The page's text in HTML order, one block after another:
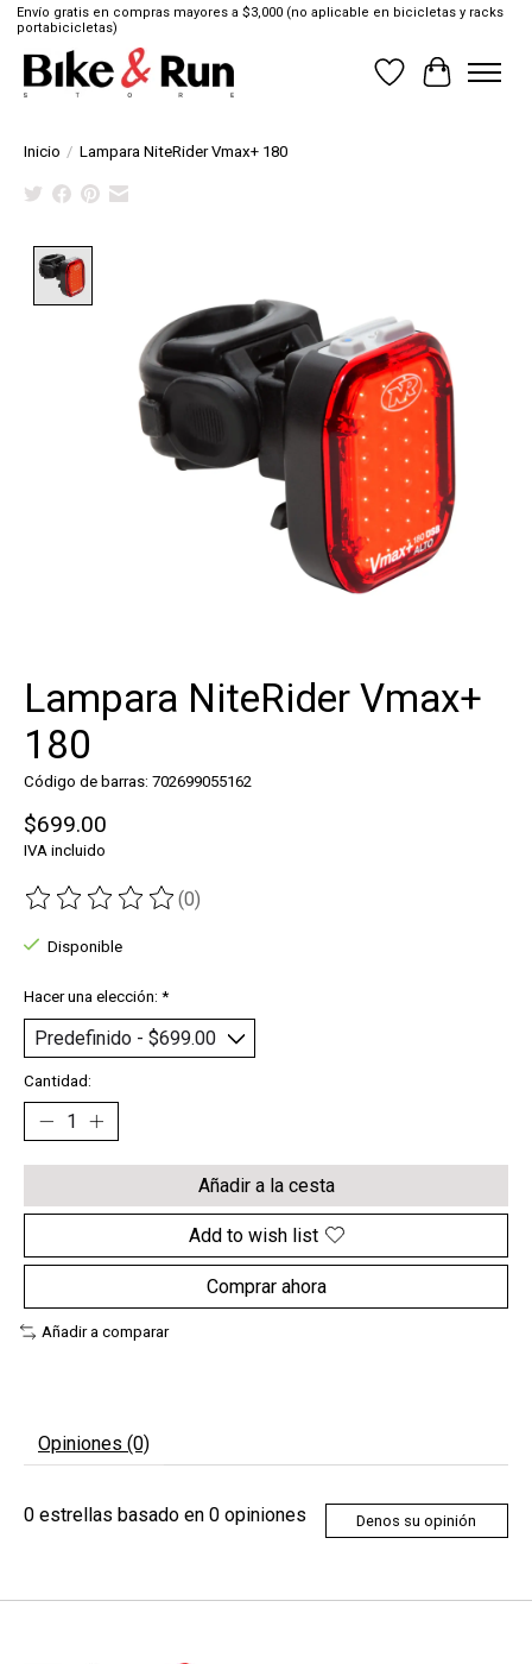
Envío gratis en compras mayores a $3,000 (no aplicable en bicicletas y racks
portabicicletas)
Lista de deseos
Cesta
Inicio / Lampara NiteRider Vmax+ 180
Lampara NiteRider Vmax+
180
Código de barras: 702699055162
$699.00
IVA incluido
The rating of this product is
(0)
Disponible
Hacer una elección: *
Cantidad:
Añadir a la cesta
Add to wish list
Comprar ahora
Añadir a comparar
Opiniones (0)
0 estrellas basado en 0 opiniones Denos su opinión